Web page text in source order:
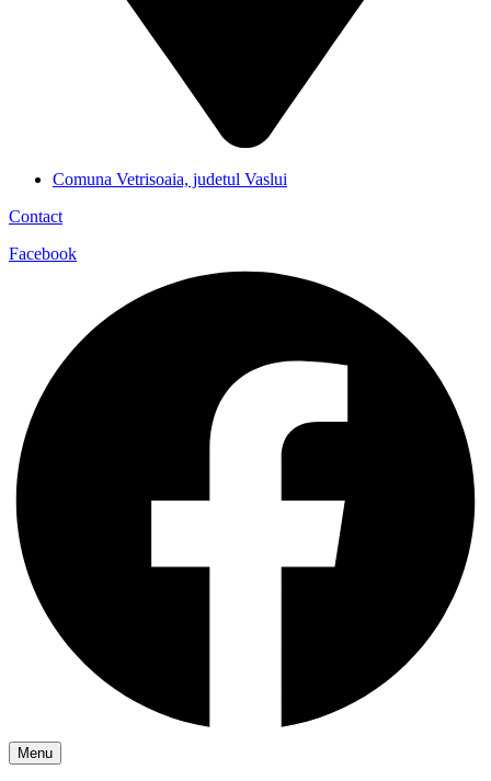
Comuna Vetrisoaia, judetul Vaslui
Contact
Facebook
Menu